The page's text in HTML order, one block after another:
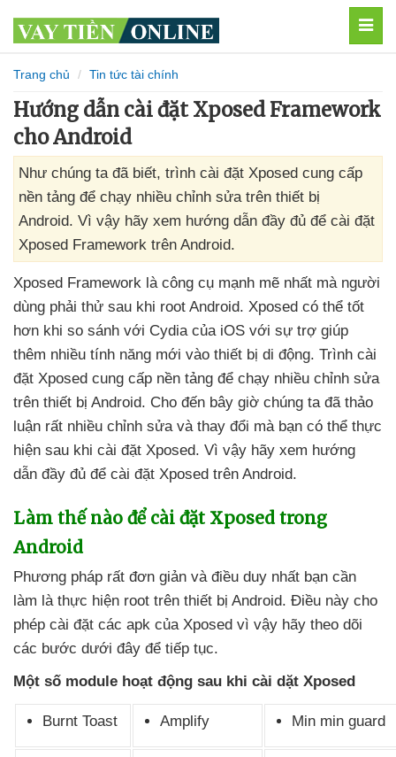
Trang chủ Tin tức tài chính
Hướng dẫn cài đặt Xposed Framework
cho Android
Như chúng ta đã biết, trình cài đặt Xposed cung cấp
nền tảng để chạy nhiều chỉnh sửa trên thiết bị
Android. Vì vậy hãy xem hướng dẫn đầy đủ để cài đặt
Xposed Framework trên Android.
Xposed Framework là công cụ mạnh mẽ nhất mà người
dùng phải thử sau khi root Android. Xposed có thể tốt
hơn khi so sánh với Cydia của iOS với sự trợ giúp
thêm nhiều tính năng mới vào thiết bị di động. Trình cài
đặt Xposed cung cấp nền tảng để chạy nhiều chỉnh sửa
trên thiết bị Android. Cho đến bây giờ chúng ta đã thảo
luận rất nhiều chỉnh sửa và thay đổi mà bạn có thể thực
hiện sau khi cài đặt Xposed. Vì vậy hãy xem hướng
dẫn đầy đủ để cài đặt Xposed trên Android.
Làm thế nào để cài đặt Xposed trong
Android
Phương pháp rất đơn giản và điều duy nhất bạn cần
làm là thực hiện root trên thiết bị Android. Điều này cho
phép cài đặt các apk của Xposed vì vậy hãy theo dõi
các bước dưới đây để tiếp tục.
Một số module hoạt động sau khi cài dặt Xposed
Burnt Toast Amplify Min min guard